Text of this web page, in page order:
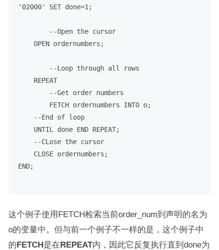
'02000'
SET done=1 ;
--Open the cursor
OPEN ordernumbers;
--Loop through all rows
--Get order numbers
FETCH ordernumbers INTO o;
--End of loop
    UNTIL done
END REPEAT;
--CLose the cursor
CLOSE
END;
这个例子使用FETCH检索当前order_num到声明的名为
o的变量中。但与前一个例子不一样的是，这个例子中
的FETCH是在REPEAT内，因此它反复执行直到done为